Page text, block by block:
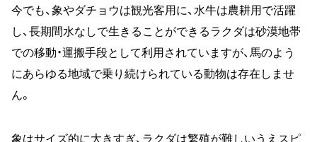
今でも、象やダチョウは観光客用に、水牛は農耕用で活躍
し、長期間水なしで生きることができるラクダは砂漠地帯
での移動・運搬手段として利用されていますが、馬のよう
にあらゆる地域で乗り続けられている動物は存在しませ
ん。
象はサイズ的に大きすぎ、ラクダは繁殖が難しいうえスピ